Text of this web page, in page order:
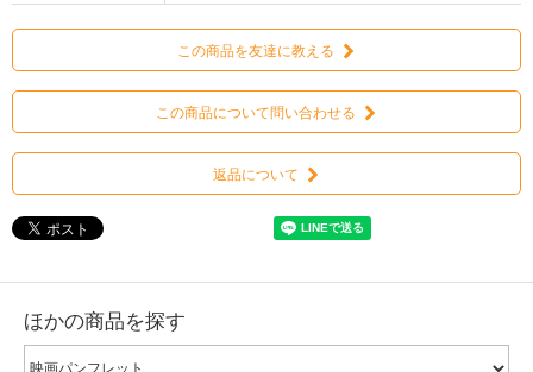
この商品を友達に教える
この商品について問い合わせる
返品について
ほかの商品を探す